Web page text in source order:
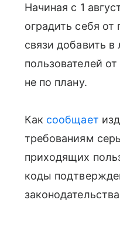
Начиная с 1
оградить себя
связи добавить
пользователей
не по плану.
Как сообщает
требованиям
приходящих
коды